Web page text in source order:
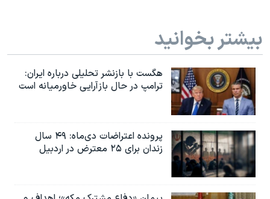
بیشتر بخوانید
هگست با بازنشر تحلیلی درباره ایران:
ترامپ در حال بازآرایی خاورمیانه است
پرونده اعتراضات دی‌ماه: ۴۹ سال
زندان برای ۲۵ معترض در اردبیل